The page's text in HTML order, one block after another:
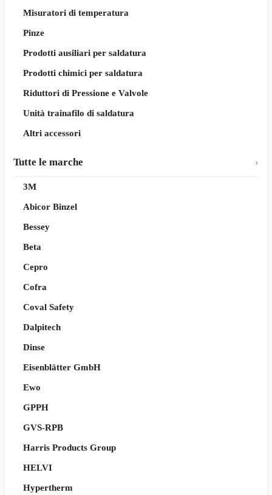
Misuratori di temperatura
Pinze
Prodotti ausiliari per saldatura
Prodotti chimici per saldatura
Riduttori di Pressione e Valvole
Unità trainafilo di saldatura
Altri accessori
Tutte le marche
3M
Abicor Binzel
Bessey
Beta
Cepro
Cofra
Coval Safety
Dalpitech
Dinse
Eisenblätter GmbH
Ewo
GPPH
GVS-RPB
Harris Products Group
HELVI
Hypertherm